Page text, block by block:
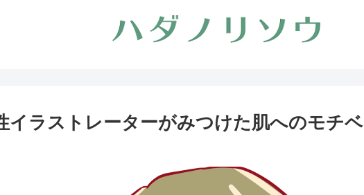
イラストレーターがみつけた肌へのモチベ